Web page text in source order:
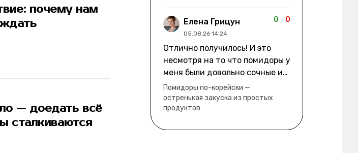
почему нам
— доедать всё
сталкиваются
смотрел телик, потом мне
подарили ноутбук, который у
меня до сих пор. ну а в этом
уже другую модель т.к та была
старая и пароль я от него
забыл
Елена Грицун
05.08.26 14:24
0 / 0
Отлично получилось! И это
несмотря на то что помидоры у
меня были довольно сочные и
водянистые. Ну, зато теперь
полно острой салатной жижи ))
Помидоры по-корейски —
остренькая закуска из простых
продуктов